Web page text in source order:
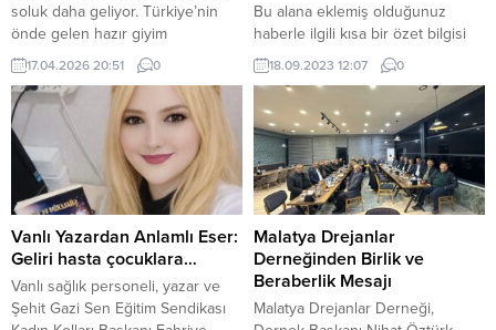
soluk daha geliyor. Türkiye’nin
önde gelen hazır giyim
markalarından Paulmark,
şehirdeki üçüncü şubesini
Pazartesi günü Sanat Sokağı’nda
açıyor. Modern tasarımları,
geniş ürün yelpazesi ve uygun
fiyat politikasıyla dikkat çeken
marka, büyüme stratejisi
kapsamında yatırım hamlelerine
hız kesmeden devam ediyor. 1991
yılında Ankara’da “Kimlik”...
17.04.2026 20:51 0
Bu alana eklemiş olduğunuz
haberle ilgili kısa bir özet bilgisi
ekleyebilirsiniz. Bu metin yazı
düzenleme sayfasında “Özet”
bölümünden eklenebilir. Özet
eklenmişse başlık altında kalın
olarak bu şekilde gösterilir,
eklenmemişse bu alan boş kalır.
18.09.2023 12:07 0
Vanlı Yazardan Anlamlı Eser:
Geliri hasta çocuklara…
Vanlı sağlık personeli, yazar ve
Şehit Gazi Sen Eğitim Sendikası
Malatya Drejanlar
Derneğinden Birlik ve
Beraberlik Mesajı
Malatya Drejanlar Derneği,